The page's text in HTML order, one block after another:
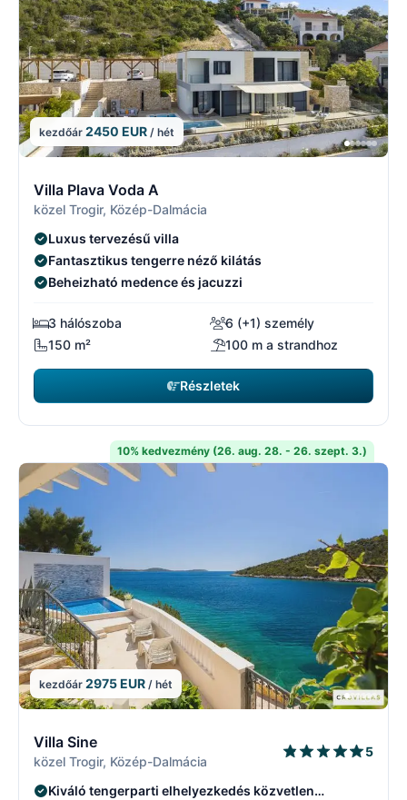
kezdőár 2450 EUR / hét
Villa Plava Voda A
közel Trogir, Közép-Dalmácia
Luxus tervezésű villa
Fantasztikus tengerre néző kilátás
Beheizható medence és jacuzzi
3 hálószoba
6 (+1) személy
150 m²
100 m a strandhoz
Részletek
10% kedvezmény (26. aug. 28. - 26. szept. 3.)
kezdőár 2975 EUR / hét
Villa Sine
közel Trogir, Közép-Dalmácia
5
Kiváló tengerparti elhelyezkedés közvetlen